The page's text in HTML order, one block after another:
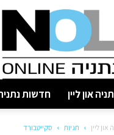
נתניה
און ליין חדשות
און ליין תגיות סקייטבורד